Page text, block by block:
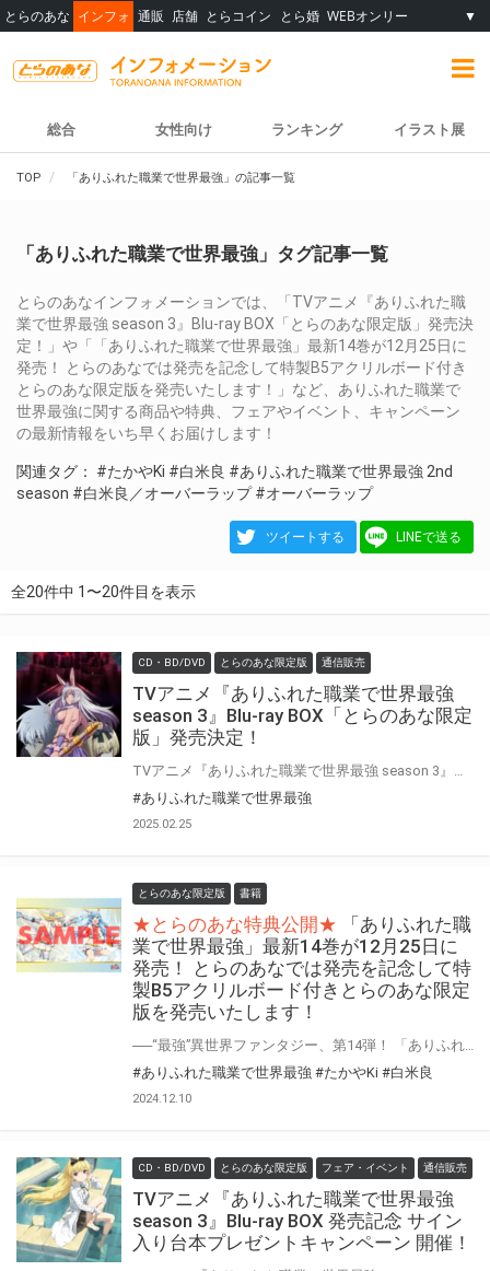
とらのあな インフォ 通販 店舗 とらコイン とら婚 WEBオンリー ▼
総合 女性向け ランキング イラスト展
TOP 「ありふれた職業で世界最強」の記事一覧
「ありふれた職業で世界最強」タグ記事一覧
とらのあなインフォメーションでは、「TVアニメ『ありふれた職
業で世界最強 season 3』Blu-ray BOX「とらのあな限定版」発売決
定！」や「「ありふれた職業で世界最強」最新14巻が12月25日に
発売！ とらのあなでは発売を記念して特製B5アクリルボード付き
とらのあな限定版を発売いたします！」など、ありふれた職業で
世界最強に関する商品や特典、フェアやイベント、キャンペーン
の最新情報をいち早くお届けします！
関連タグ： #たかやKi #白米良 #ありふれた職業で世界最強 2nd
season #白米良／オーバーラップ #オーバーラップ
ツイートする LINEで送る
全20件中 1〜20件目を表示
CD・BD/DVD とらのあな限定版 通信販売
TVアニメ『ありふれた職業で世界最強
season 3』Blu-ray BOX「とらのあな限定
版」発売決定！
#ありふれた職業で世界最強
2025.02.25
とらのあな限定版 書籍
★とらのあな特典公開★
「ありふれた職
業で世界最強」最新14巻が12月25日に
発売！ とらのあなでは発売を記念して特
製B5アクリルボード付きとらのあな限定
版を発売いたします！
#ありふれた職業で世界最強 #たかやKi #白米良
2024.12.10
CD・BD/DVD とらのあな限定版 フェア・イベント 通信販売
TVアニメ『ありふれた職業で世界最強
season 3』Blu-ray BOX 発売記念 サイン
入り台本プレゼントキャンペーン 開催！